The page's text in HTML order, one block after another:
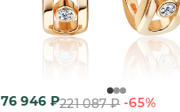
76 946₽221 087₽ -65%